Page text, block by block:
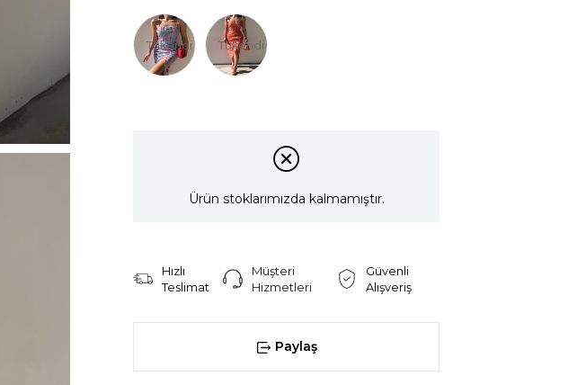
Tükendi Tükendi
Ürün stoklarımızda kalmamıştır.
Hızlı
Teslimat
Müşteri
Hizmetleri
Güvenli
Alışveriş
Paylaş